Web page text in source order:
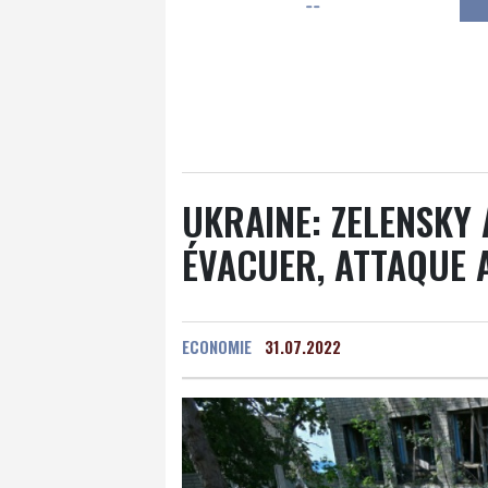
Luxembourg
--
UKRAINE:
ÉVACUER,
ECONOMIE 31.07.2022